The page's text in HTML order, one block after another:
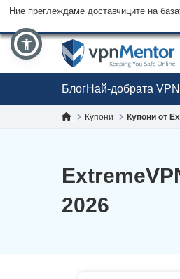
Ние преглеждаме доставчиците на
БлогНай-добрата VPN
Купони Купони от
2026